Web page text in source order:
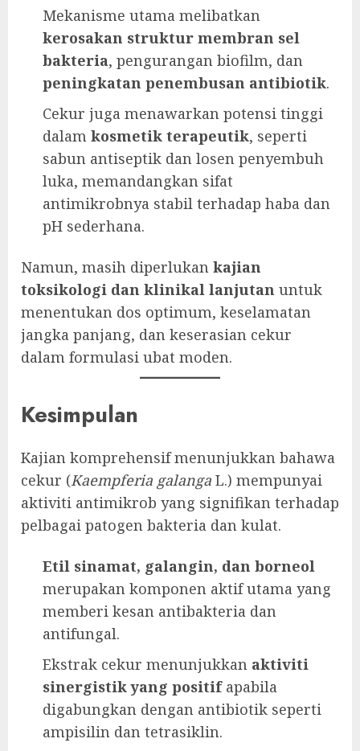
Mekanisme utama melibatkan
kerosakan struktur membran sel
bakteria, pengurangan biofilm, dan
peningkatan penembusan antibiotik.
Cekur juga menawarkan potensi tinggi
dalam kosmetik terapeutik, seperti
sabun antiseptik dan losen penyembuh
luka, memandangkan sifat
antimikrobnya stabil terhadap haba dan
pH sederhana.
Namun, masih diperlukan kajian
toksikologi dan klinikal lanjutan untuk
menentukan dos optimum, keselamatan
jangka panjang, dan keserasian cekur
dalam formulasi ubat moden.
Kesimpulan
Kajian komprehensif menunjukkan bahawa
cekur (Kaempferia galanga L.) mempunyai
aktiviti antimikrob yang signifikan terhadap
pelbagai patogen bakteria dan kulat.
Etil sinamat, galangin, dan borneol
merupakan komponen aktif utama yang
memberi kesan antibakteria dan
antifungal.
Ekstrak cekur menunjukkan aktiviti
sinergistik yang positifapabila
digabungkan dengan antibiotik seperti
ampisilin dan tetrasiklin.